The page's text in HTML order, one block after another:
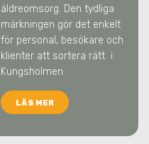
äldreomsorg. Den tydliga
märkningen gör det enkelt
för personal, besökare och
klienter att sortera rätt i
Kungsholmen.
LÄS MER